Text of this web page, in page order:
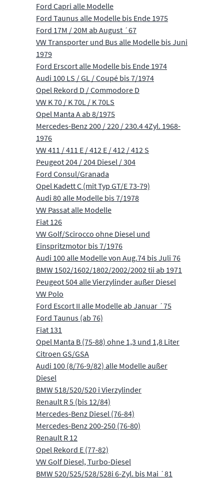
Ford Capri alle Modelle
Ford Taunus alle Modelle bis Ende 1975
Ford 17M / 20M ab August ´67
VW Transporter und Bus alle Modelle bis Juni
1979
Ford Erscort alle Modelle bis Ende 1974
Audi 100 LS / GL / Coupé bis 7/1974
Opel Rekord D / Commodore D
VW K 70 / K 70L / K 70LS
Opel Manta A ab 8/1975
Mercedes-Benz 200 / 220 / 230.4 4Zyl. 1968-
1976
VW 411 / 411 E / 412 E / 412 / 412 S
Peugeot 204 / 204 Diesel / 304
Ford Consul/Granada
Opel Kadett C (mit Typ GT/E 73-79)
Audi 80 alle Modelle bis 7/1978
VW Passat alle Modelle
Fiat 126
VW Golf/Scirocco ohne Diesel und
Einspritzmotor bis 7/1976
Audi 100 alle Modelle von Aug.74 bis Juli 76
BMW 1502/1602/1802/2002/2002 tii ab 1971
Peugeot 504 alle Vierzylinder außer Diesel
VW Polo
Ford Escort II alle Modelle ab Januar ´75
Ford Taunus (ab 76)
Fiat 131
Opel Manta B (75-88) ohne 1,3 und 1,8 Liter
Citroen GS/GSA
Audi 100 (8/76-9/82) alle Modelle außer
Diesel
BMW 518/520/520 i Vierzylinder
Renault R 5 (bis 12/84)
Mercedes-Benz Diesel (76-84)
Mercedes-Benz 200-250 (76-80)
Renault R 12
Opel Rekord E (77-82)
VW Golf Diesel, Turbo-Diesel
BMW 520/525/528/528i 6-Zyl. bis Mai ´81